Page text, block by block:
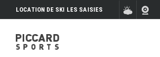
LOCATION DE SKI LES SAISIES